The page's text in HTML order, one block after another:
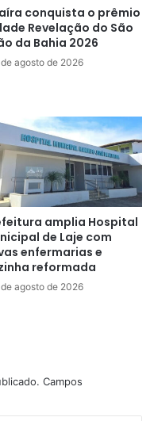
conquista o prêmio
Revelação do São
da Bahia 2026
agosto de 2026
amplia Hospital
de Laje com
enfermarias e
reformada
agosto de 2026
Campos